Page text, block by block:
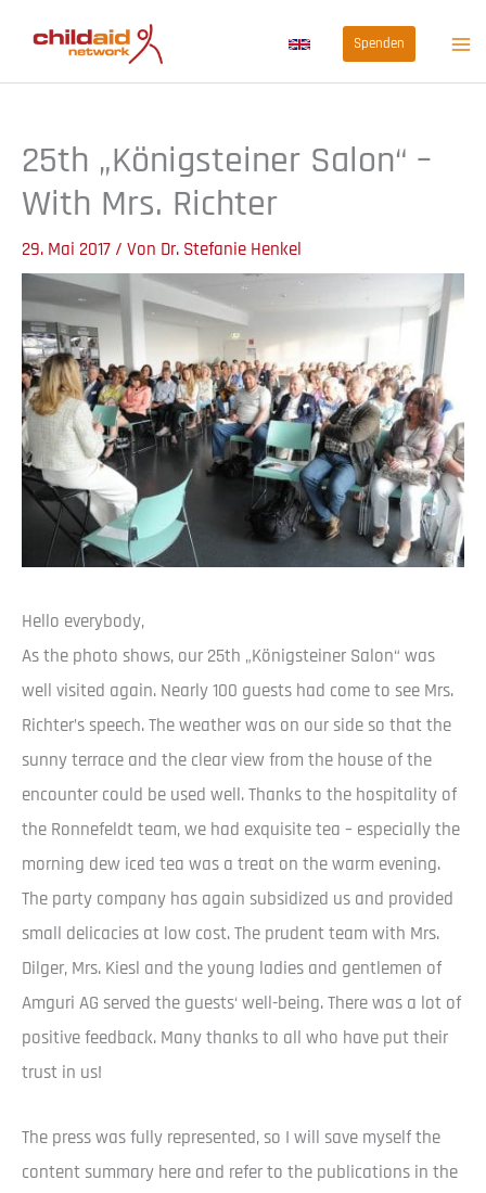
Inhalt
springen
Spenden
25th „Königsteiner Salon“ –
With Mrs. Richter
29. Mai 2017 / Von Dr. Stefanie Henkel
Hello everybody,
As the photo shows, our 25th „Königsteiner Salon“ was
well visited again. Nearly 100 guests had come to see Mrs.
Richter’s speech. The weather was on our side so that the
sunny terrace and the clear view from the house of the
encounter could be used well. Thanks to the hospitality of
the Ronnefeldt team, we had exquisite tea – especially the
morning dew iced tea was a treat on the warm evening.
The party company has again subsidized us and provided
small delicacies at low cost. The prudent team with Mrs.
Dilger, Mrs. Kiesl and the young ladies and gentlemen of
Amguri AG served the guests‘ well-being. There was a lot of
positive feedback. Many thanks to all who have put their
trust in us!
The press was fully represented, so I will save myself the
content summary here and refer to the publications in the